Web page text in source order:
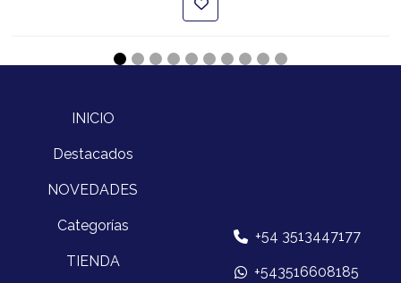
INICIO
Destacados
NOVEDADES
Categorías
TIENDA
+54 3513447177
+543516608185